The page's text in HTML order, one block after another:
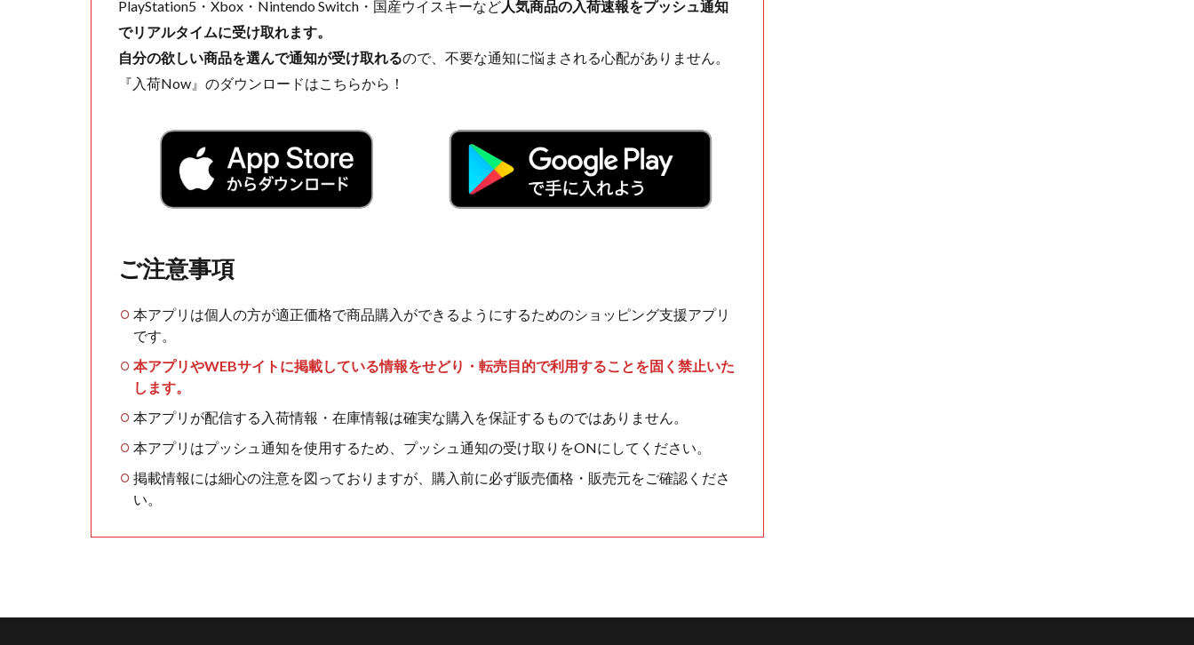
PlayStation5・Xbox・Nintendo Switch・国産ウイスキーなど人気商品の入荷速報をプッシュ通知
でリアルタイムに受け取れます。
自分の欲しい商品を選んで通知が受け取れるので、不要な通知に悩まされる心配がありません。
『入荷Now』のダウンロードはこちらから！
ご注意事項
本アプリは個人の方が適正価格で商品購入ができるようにするためのショッピング支援アプリ
です。
本アプリやWEBサイトに掲載している情報をせどり・転売目的で利用することを固く禁止いた
します。
本アプリが配信する入荷情報・在庫情報は確実な購入を保証するものではありません。
本アプリはプッシュ通知を使用するため、プッシュ通知の受け取りをONにしてください。
掲載情報には細心の注意を図っておりますが、購入前に必ず販売価格・販売元をご確認くださ
い。